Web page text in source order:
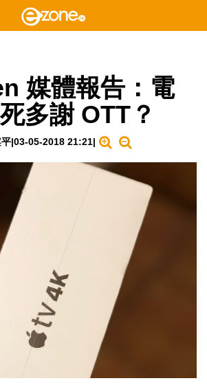
媒體報告：電
多謝 OTT？
|03-05-2018 21:21|